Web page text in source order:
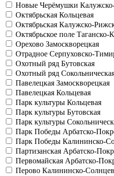
Новые Черёмушки
Октябрьская Кольцевая
Октябрьская Калужско-
Октябрьское поле Таганско-
Орехово Замоскворецкая
Отрадное Серпуховско-
Охотный ряд Бутовская
Охотный ряд
Павелецкая Замоскворецкая
Павелецкая Кольцевая
Парк культуры Кольцевая
Парк культуры Бутовская
Парк культуры
Парк Победы Арбатско-
Парк Победы Калининско-
Партизанская Арбатско-
Первомайская Арбатско-
Перово Калининско-